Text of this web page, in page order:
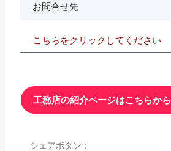
お問合せ先
こちらをクリックしてください
工務店の紹介ページはこちらから
シェアボタン：